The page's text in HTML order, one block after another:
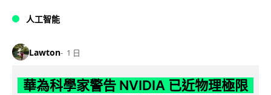
人工智能
Lawton 1 日
華為科學家警告 NVIDIA 已近物理極限